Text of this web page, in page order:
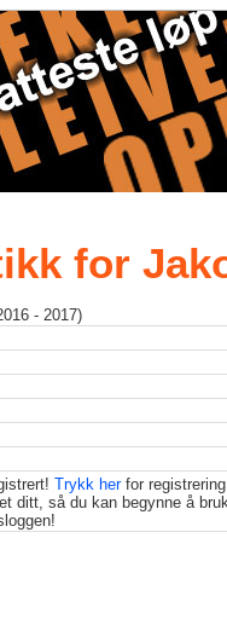
for
- 2017)
Trykk herfor
ditt, så du kan begynne å